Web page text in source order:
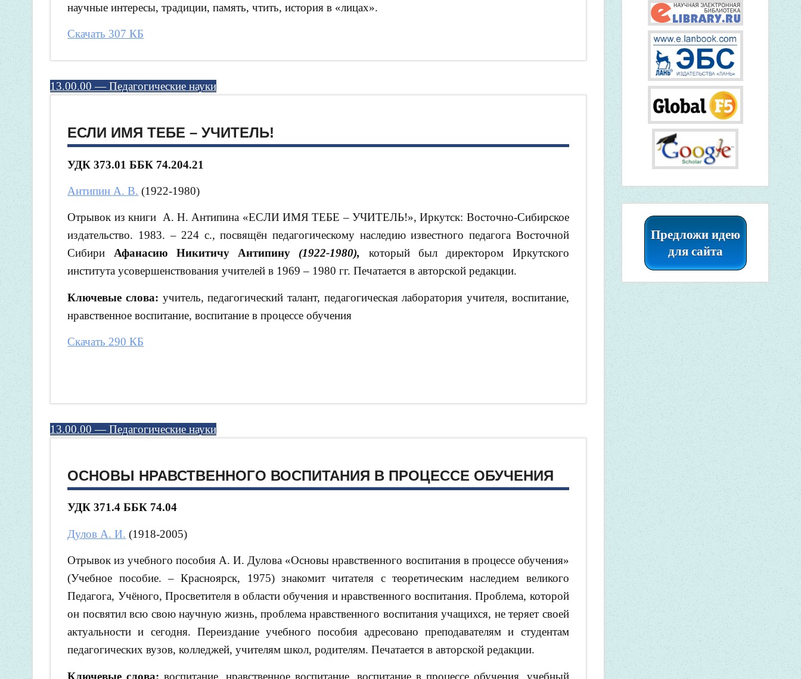
научные интересы, традиции, память, чтить, история в «лицах».
Скачать 307 КБ
13.00.00 — Педагогические науки
ЕСЛИ ИМЯ ТЕБЕ – УЧИТЕЛЬ!
УДК 373.01 ББК 74.204.21
Антипин А. В. (1922-1980)
Отрывок из книги А. Н. Антипина «ЕСЛИ ИМЯ ТЕБЕ – УЧИТЕЛЬ!», Иркутск: Восточно-Сибирское
издательство. 1983. – 224 с., посвящён педагогическому наследию известного педагога Восточной
Сибири
Афанасию Никитичу Антипину (1922-1980), который был директором Иркутского
института усовершенствования учителей в 1969 – 1980 гг. Печатается в авторской редакции.
Ключевые слова: учитель, педагогический талант, педагогическая лаборатория учителя, воспитание,
нравственное воспитание, воспитание в процессе обучения
Скачать 290 КБ
13.00.00 — Педагогические науки
ОСНОВЫ НРАВСТВЕННОГО ВОСПИТАНИЯ В ПРОЦЕССЕ ОБУЧЕНИЯ
УДК 371.4ББК 74.04
Дулов А. И. (1918-2005)
Отрывок из учебного пособия А. И. Дулова «Основы нравственного воспитания в процессе обучения»
(Учебное пособие. – Красноярск, 1975) знакомит читателя с теоретическим наследием великого
Педагога, Учёного, Просветителя в области обучения и нравственного воспитания. Проблема, которой
он посвятил всю свою научную жизнь, проблема нравственного воспитания учащихся, не теряет своей
актуальности и сегодня. Переиздание учебного пособия адресовано преподавателям и студентам
педагогических вузов, колледжей, учителям школ, родителям. Печатается в авторской редакции.
Ключевые слова: воспитание, нравственное воспитание, воспитание в процессе обучения, учебный
Предложи идею
для сайта